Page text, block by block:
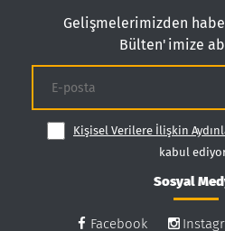
Gelişmelerimizden
Bülten'imize
Kişisel Verilere İlişkin
kabul
Sosyal
Facebook